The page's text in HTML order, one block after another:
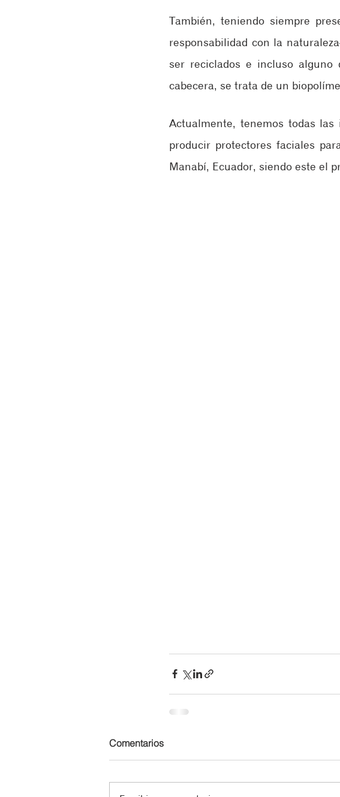
También, teniendo siempre
responsabilidad con la
ser reciclados e incluso
cabecera, se trata de un
Actualmente, tenemos todas
producir protectores faciales
Manabí, Ecuador, siendo este el
Comentarios